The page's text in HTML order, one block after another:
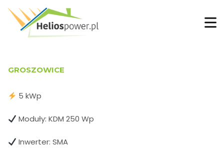
GROSZOWICE
5 kWp
Moduły: KDM 250 Wp
Inwerter: SMA